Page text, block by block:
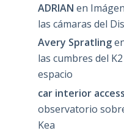
ADRIAN en
las cámaras del
Avery Spratling
las cumbres del
espacio
car interior
observatorio
Kea